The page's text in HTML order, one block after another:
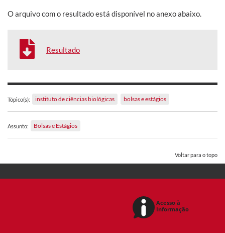
O arquivo com o resultado está disponível no anexo abaixo.
Resultado
Tópico(s): instituto de ciências biológicas bolsas e estágios
Assunto: Bolsas e Estágios
Voltar para o topo